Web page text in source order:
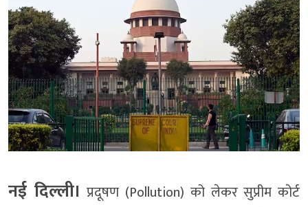
नई दिल्ली। प्रदूषण (Pollution) को लेकर सुप्रीम कोर्ट